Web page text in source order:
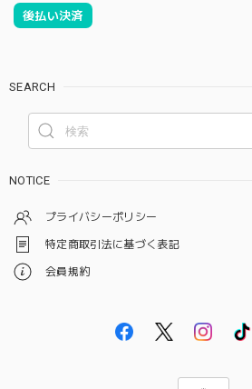
後払い決済
SEARCH
NOTICE
プライバシーポリシー
特定商取引法に基づく表記
会員規約